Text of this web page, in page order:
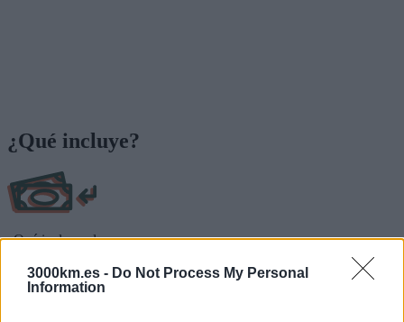
3000km.es - Do Not Process My Personal
Information
¿Qué incluye?
¿Qué incluye el
Los vuelos de Madrid a Bishkek y de Tashkent a Madrid, o al revés.